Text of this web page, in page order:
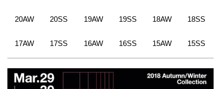
20AW 20SS 19AW 19SS 18AW 18SS
17AW 17SS 16AW 16SS 15AW 15SS